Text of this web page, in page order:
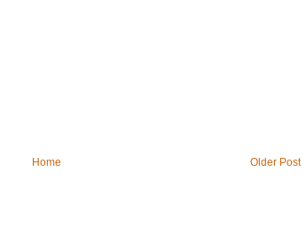
Older Post
Home